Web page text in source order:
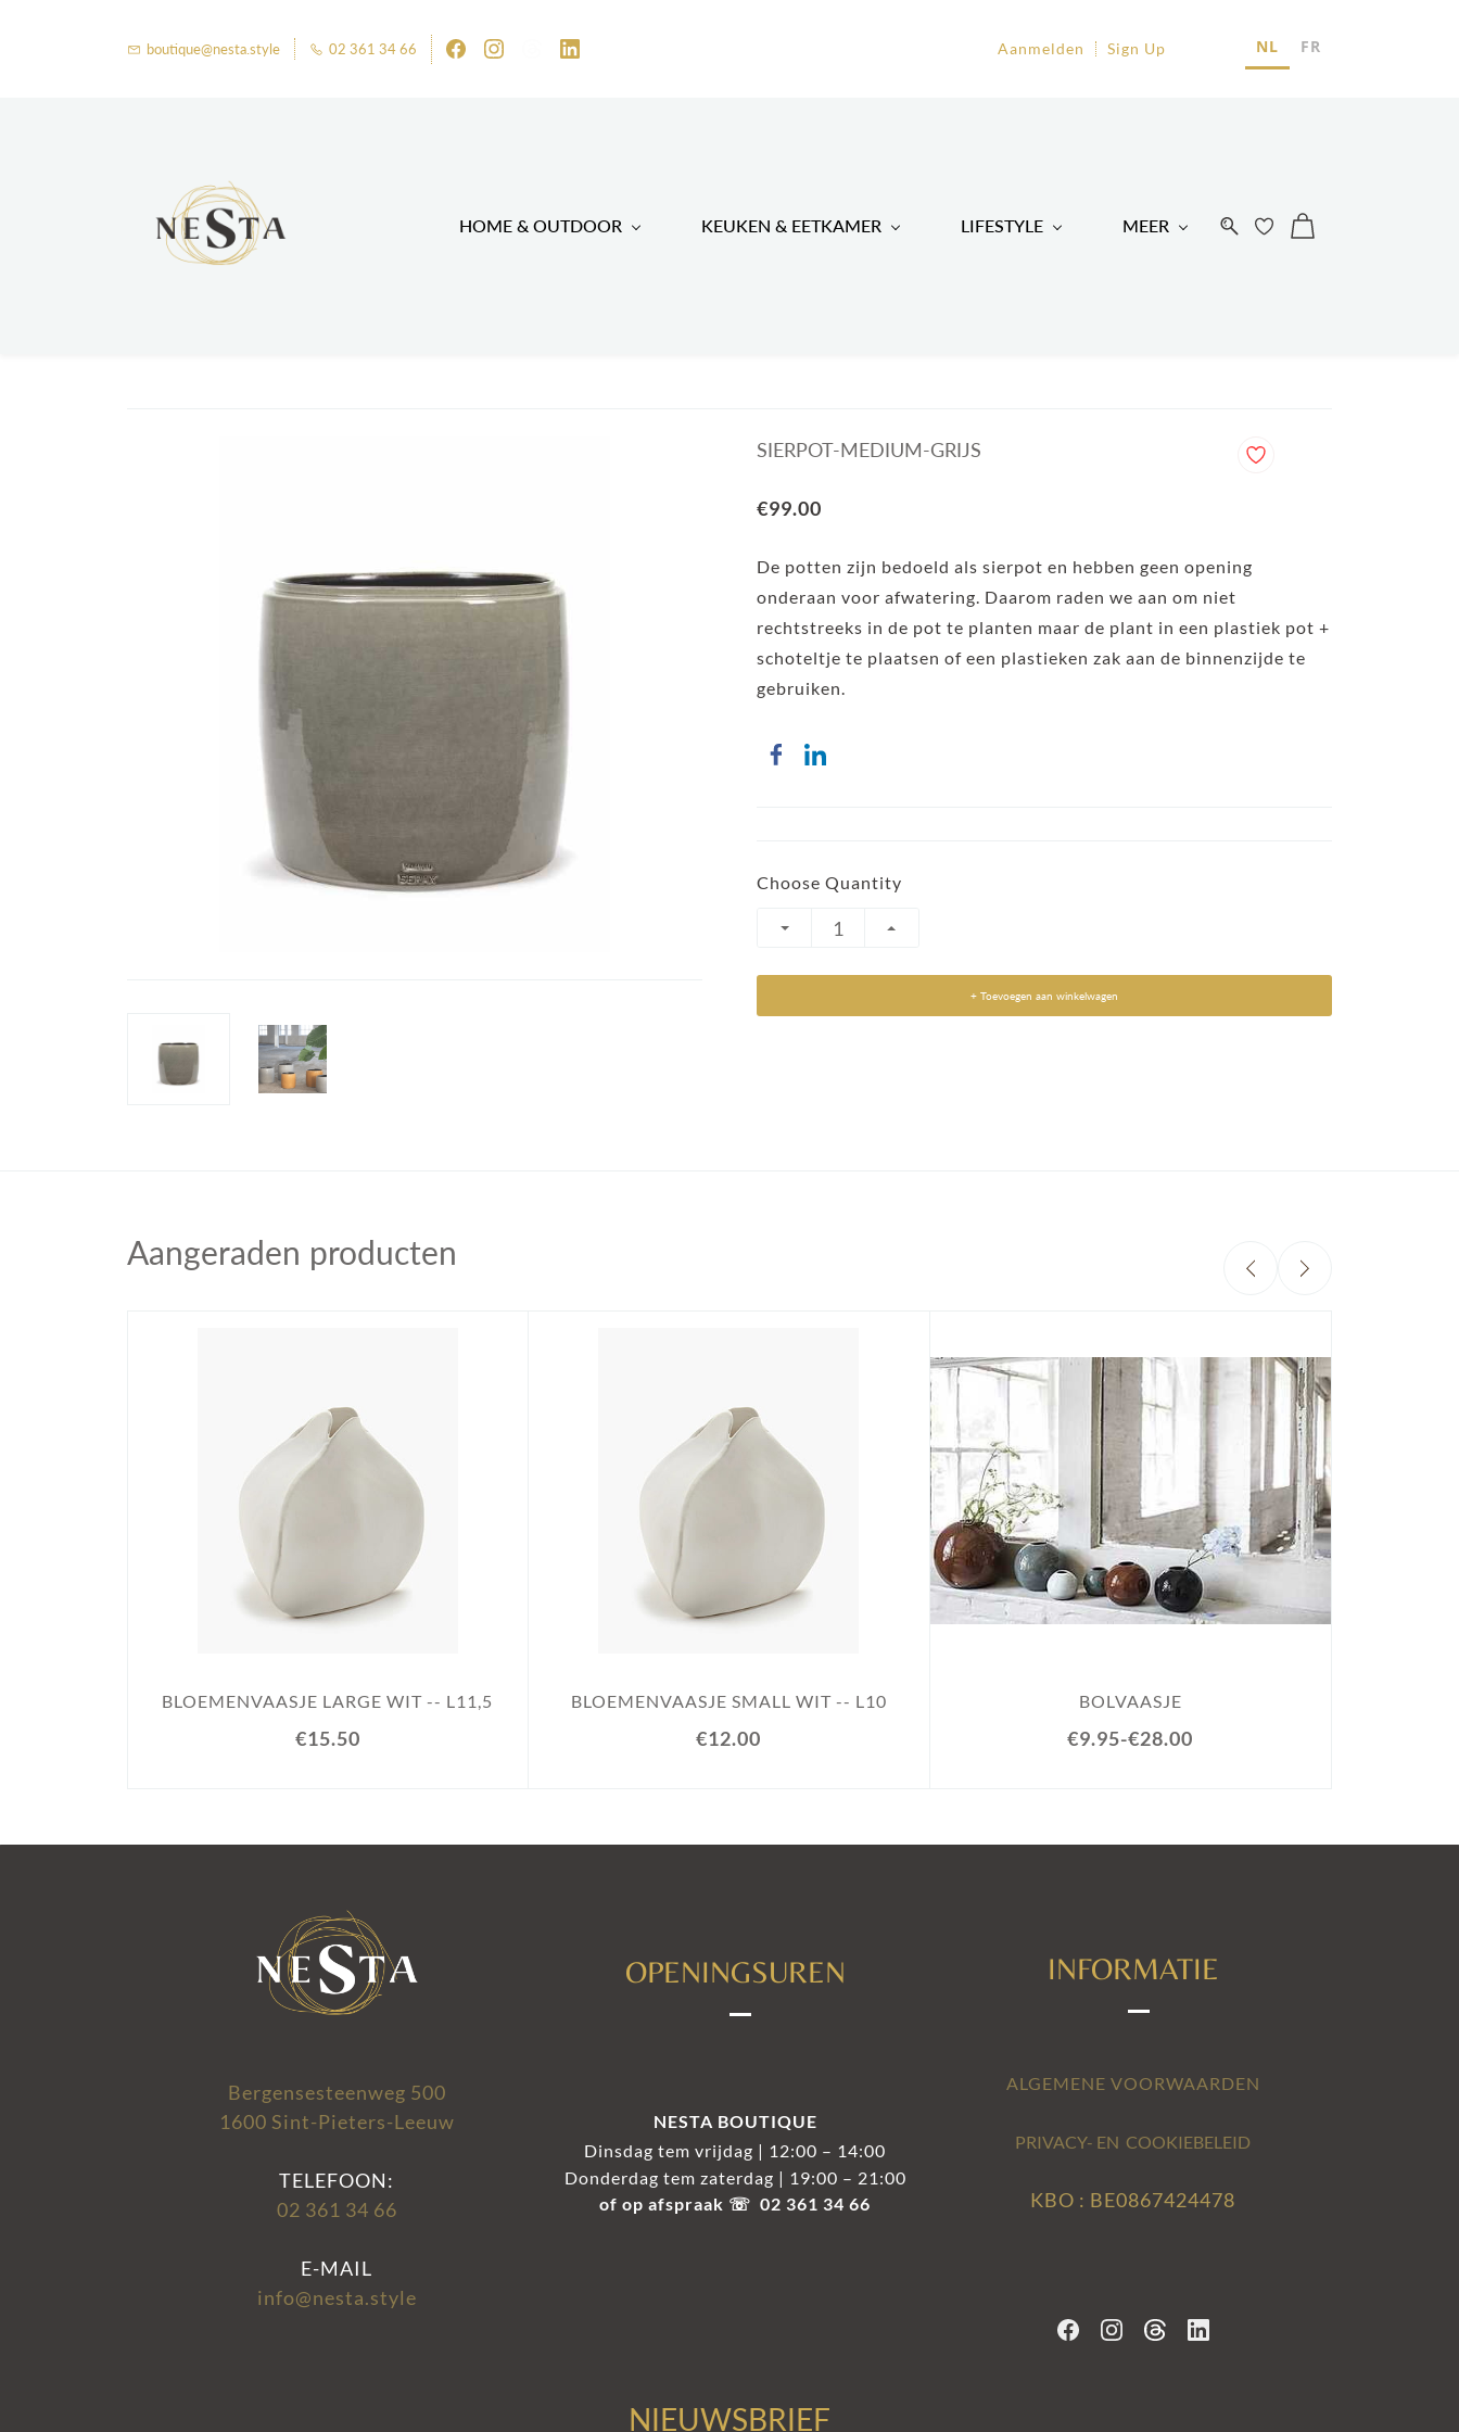
boutique@nesta.style 02 361 34 66 Aanmelden Sign Up NL FR
HOME & OUTDOOR KEUKEN & EETKAMER LIFESTYLE MEER
SIERPOT-MEDIUM-GRIJS
€99.00
De potten zijn bedoeld als sierpot en hebben geen opening
onderaan voor afwatering. Daarom raden we aan om niet
rechtstreeks in de pot te planten maar de plant in een plastiek pot +
schoteltje te plaatsen of een plastieken zak aan de binnenzijde te
gebruiken.
Choose Quantity
+ Toevoegen aan winkelwagen
Aangeraden producten
BLOEMENVAASJE LARGE WIT -- L11,5
€15.50
BLOEMENVAASJE SMALL WIT -- L10
€12.00
BOLVAASJE
€9.95-€28.00
Bergensesteenweg 500
1600 Sint-Pieters-Leeuw
TELEFOON:
02 361 34 66
E-MAIL
info@nesta.style
OPENINGSUREN
NESTA BOUTIQUE
Dinsdag tem vrijdag | 12:00 – 14:00
Donderdag tem zaterdag | 19:00 – 21:00
of op afspraak ☏ 02 361 34 66
INFORMATIE
ALGEMENE VOORWAARDEN
PRIVACY- EN COOKIEBELEID
KBO : BE0867424478
NIEUWSBRIEF